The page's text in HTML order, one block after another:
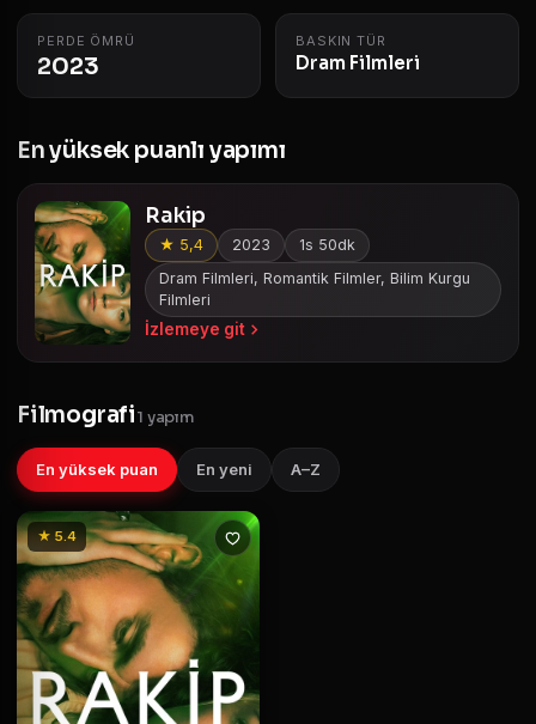
PERDE ÖMRÜ
2023
BASKIN TÜR
Dram Filmleri
En yüksek puanlı yapımı
Rakip
★ 5,4 2023
1s 50dk
Dram Filmleri, Romantik Filmler, Bilim Kurgu
Filmleri
İzlemeye git
Filmografi1 yapım
En yüksek puan En yeni A–Z
★ 5.4